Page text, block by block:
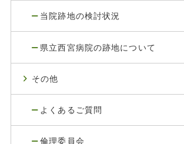
当院跡地の検討状況
県立西宮病院の跡地について
その他
よくあるご質問
倫理委員会